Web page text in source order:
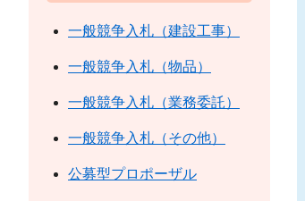
一般競争入札（建設工事）
一般競争入札（物品）
一般競争入札（業務委託）
一般競争入札（その他）
公募型プロポーザル